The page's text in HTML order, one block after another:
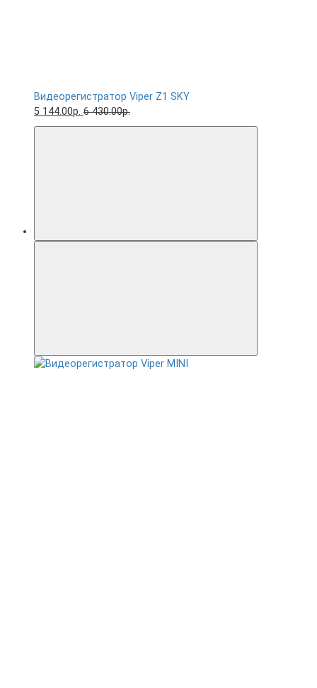
Видеорегистратор Viper Z1 SKY
5 144.00р. 6 430.00р.